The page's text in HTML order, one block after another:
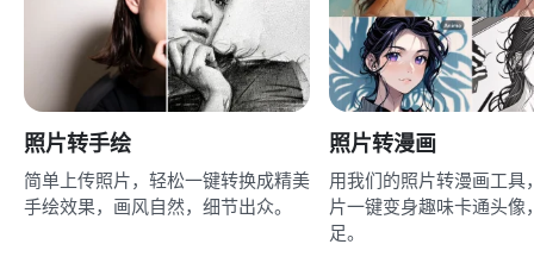
照片转手绘
简单上传照片，轻松一键转换成精美
手绘效果，画风自然，细节出众。
照片转漫画
用我们的照片转漫画工具
片一键变身趣味卡通头像
足。